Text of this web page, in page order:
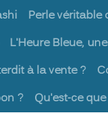
Perle véritable
L'Heure Bleue,
à la vente ?
? Qu'est-ce